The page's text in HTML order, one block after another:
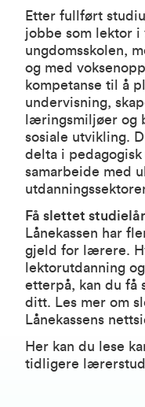
Etter fullført
jobbe som lektor i
ungdomsskolen,
og med
kompetanse til å
undervisning,
læringsmiljøer og
sosiale utvikling.
delta i
samarbeide med
Få slettet
Lånekassen har
gjeld for lærere.
lektorutdanning
etterpå, kan du få
ditt. Les mer om
Lånekassens
Her kan du lese
tidligere